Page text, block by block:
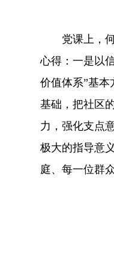
党课上，
心得：一是以
价值体系”基
基础，把社区
力，强化支点
极大的指导意
庭、每一位群